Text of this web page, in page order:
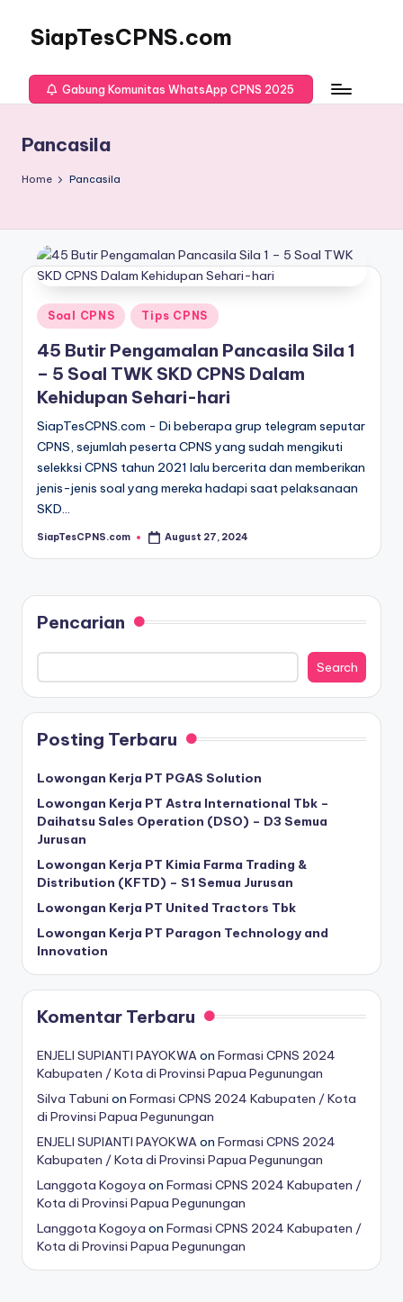
SiapTesCPNS.com
Gabung Komunitas WhatsApp CPNS 2025
Pancasila
Home Pancasila
Posted
in
Soal CPNS Tips CPNS
45 Butir Pengamalan Pancasila Sila 1
– 5 Soal TWK SKD CPNS Dalam
Kehidupan Sehari-hari
SiapTesCPNS.com - Di beberapa grup telegram seputar
CPNS, sejumlah peserta CPNS yang sudah mengikuti
selekksi CPNS tahun 2021 lalu bercerita dan memberikan
jenis-jenis soal yang mereka hadapi saat pelaksanaan
SKD…
Posted
SiapTesCPNS.com August 27, 2024
Pencarian
Search
Posting Terbaru
Lowongan Kerja PT PGAS Solution
Lowongan Kerja PT Astra International Tbk –
Daihatsu Sales Operation (DSO) – D3 Semua
Jurusan
Lowongan Kerja PT Kimia Farma Trading &
Distribution (KFTD) – S1 Semua Jurusan
Lowongan Kerja PT United Tractors Tbk
Lowongan Kerja PT Paragon Technology and
Innovation
Komentar Terbaru
ENJELI SUPIANTI PAYOKWAon Formasi CPNS 2024
Kabupaten / Kota di Provinsi Papua Pegunungan
Silva Tabuni on Formasi CPNS 2024 Kabupaten / Kota
di Provinsi Papua Pegunungan
ENJELI SUPIANTI PAYOKWAon Formasi CPNS 2024
Kabupaten / Kota di Provinsi Papua Pegunungan
Langgota Kogoya on Formasi CPNS 2024 Kabupaten /
Kota di Provinsi Papua Pegunungan
Langgota Kogoya on Formasi CPNS 2024 Kabupaten /
Kota di Provinsi Papua Pegunungan